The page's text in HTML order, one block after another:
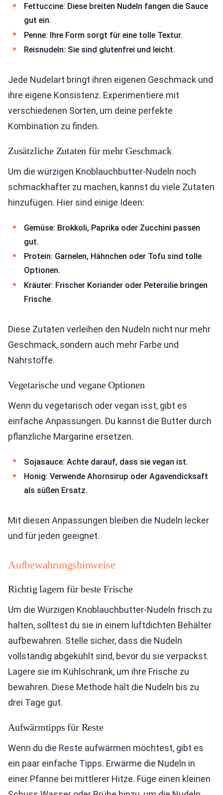
Fettuccine: Diese breiten Nudeln fangen die Sauce
gut ein.
Penne: Ihre Form sorgt für eine tolle Textur.
Reisnudeln: Sie sind glutenfrei und leicht.
Jede Nudelart bringt ihren eigenen Geschmack und
ihre eigene Konsistenz. Experimentiere mit
verschiedenen Sorten, um deine perfekte
Kombination zu finden.
Zusätzliche Zutaten für mehr Geschmack
Um die würzigen Knoblauchbutter-Nudeln noch
schmackhafter zu machen, kannst du viele Zutaten
hinzufügen. Hier sind einige Ideen:
Gemüse: Brokkoli, Paprika oder Zucchini passen
gut.
Protein: Garnelen, Hähnchen oder Tofu sind tolle
Optionen.
Kräuter: Frischer Koriander oder Petersilie bringen
Frische.
Diese Zutaten verleihen den Nudeln nicht nur mehr
Geschmack, sondern auch mehr Farbe und
Nährstoffe.
Vegetarische und vegane Optionen
Wenn du vegetarisch oder vegan isst, gibt es
einfache Anpassungen. Du kannst die Butter durch
pflanzliche Margarine ersetzen.
Sojasauce: Achte darauf, dass sie vegan ist.
Honig: Verwende Ahornsirup oder Agavendicksaft
als süßen Ersatz.
Mit diesen Anpassungen bleiben die Nudeln lecker
und für jeden geeignet.
Aufbewahrungshinweise
Richtig lagern für beste Frische
Um die Würzigen Knoblauchbutter-Nudeln frisch zu
halten, solltest du sie in einem luftdichten Behälter
aufbewahren. Stelle sicher, dass die Nudeln
vollständig abgekühlt sind, bevor du sie verpackst.
Lagere sie im Kühlschrank, um ihre Frische zu
bewahren. Diese Methode hält die Nudeln bis zu
drei Tage gut.
Aufwärmtipps für Reste
Wenn du die Reste aufwärmen möchtest, gibt es
ein paar einfache Tipps. Erwärme die Nudeln in
einer Pfanne bei mittlerer Hitze. Füge einen kleinen